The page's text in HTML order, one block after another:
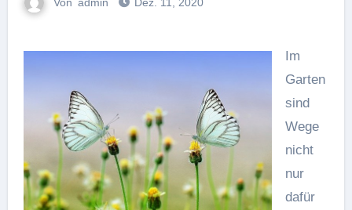
Im
Garten
sind
Wege
nicht
nur
dafür